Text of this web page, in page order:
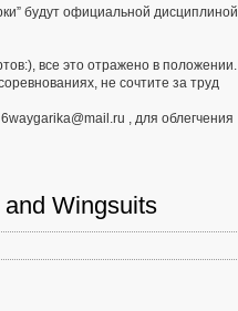
правила рекомендуют кислородные
будут официальной дисциплиной
все это отражено в положении.
не сочтите за труд
, для облегчения
Wingsuits